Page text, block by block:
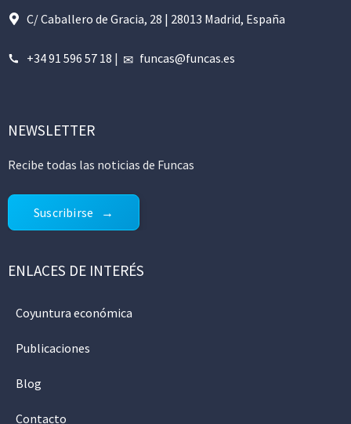
C/ Caballero de Gracia, 28 | 28013 Madrid, España
+34 91 596 57 18 | funcas@funcas.es
NEWSLETTER
Recibe todas las noticias de Funcas
Suscribirse
ENLACES DE INTERÉS
Coyuntura económica
Publicaciones
Blog
Contacto